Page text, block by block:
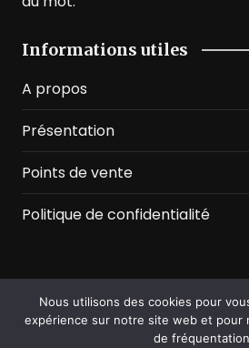
Informations utiles
A propos
Présentation
Points de vente
Politique de confidentialité
©2026 Prussian Blue. All
Nous utilisons des cookies pour
expérience sur notre site web et pour
de